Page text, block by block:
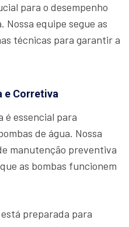
para o desempenho
Nossa equipe segue as
técnicas para garantir a
e Corretiva
é essencial para
de água. Nossa
manutenção preventiva
as bombas funcionem
preparada para